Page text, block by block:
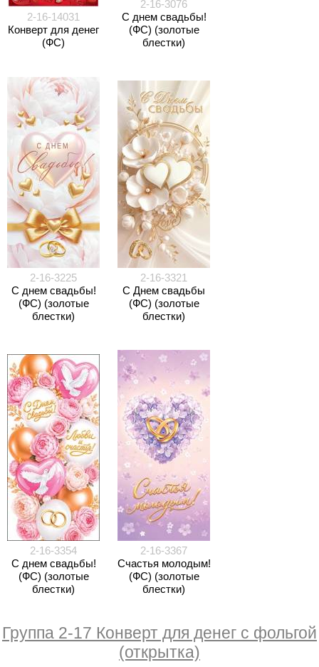
2-16-14031
Конверт для денег
(ФС)
2-16-3076
С днем свадьбы!
(ФС) (золотые
блестки)
2-16-3225
С днем свадьбы!
(ФС) (золотые
блестки)
2-16-3321
С Днем свадьбы
(ФС) (золотые
блестки)
2-16-3354
С днем свадьбы!
(ФС) (золотые
блестки)
2-16-3367
Счастья молодым!
(ФС) (золотые
блестки)
Группа 2-17 Конверт для денег с фольгой
(открытка)